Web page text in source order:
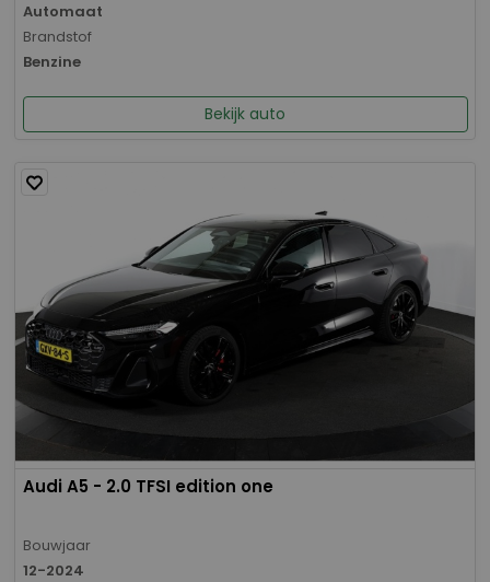
Automaat
Brandstof
Benzine
Bekijk auto
Audi A5 - 2.0 TFSI edition one
Bouwjaar
12-2024